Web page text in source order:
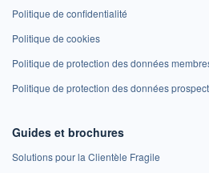
Politique de confidentialité
Politique de cookies
Politique de protection des données
Politique de protection des données
Guides et brochures
Solutions pour la Clientèle Fragile